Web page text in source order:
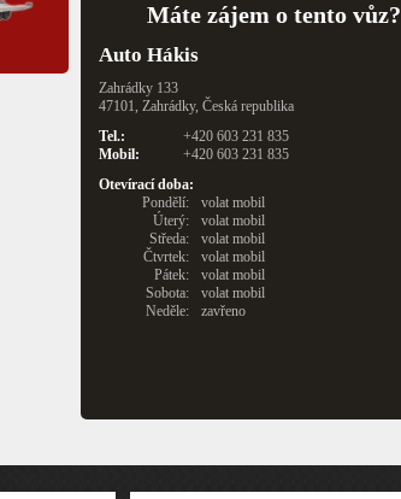
Máte zájem o tento vůz?
Auto Hákis
Zahrádky 133
47101, Zahrádky, Česká republika
Tel.:
+420 603 231 835
Mobil:
+420 603 231 835
Otevírací doba:
Pondělí:
volat mobil
Úterý:
volat mobil
Středa:
volat mobil
Čtvrtek:
volat mobil
Pátek:
volat mobil
Sobota:
volat mobil
Neděle:
zavřeno